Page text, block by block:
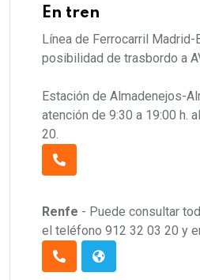
En tren
Línea de Ferrocarril Madrid-
posibilidad de trasbordo a
Estación de Almadenejos-
atención de 9:30 a 19:00 h.
20.
Renfe - Puede consultar
el teléfono 912 32 03 20 y